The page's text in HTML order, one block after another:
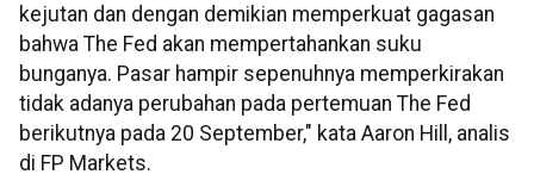
kejutan dan dengan demikian memperkuat gagasan
bahwa The Fed akan mempertahankan suku
bunganya. Pasar hampir sepenuhnya memperkirakan
tidak adanya perubahan pada pertemuan The Fed
berikutnya pada 20 September," kata Aaron Hill, analis
di FP Markets.